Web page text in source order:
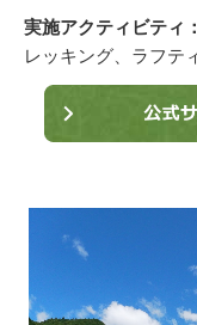
実施アクティビティ：
レッキング、ラフテ